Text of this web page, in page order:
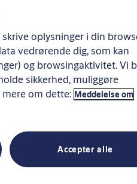
oplysninger i din
vedrørende dig, som kan
og browsingaktivitet. Vi
sikkerhed, muliggøre
om dette: Meddelelse om
Accepter alle